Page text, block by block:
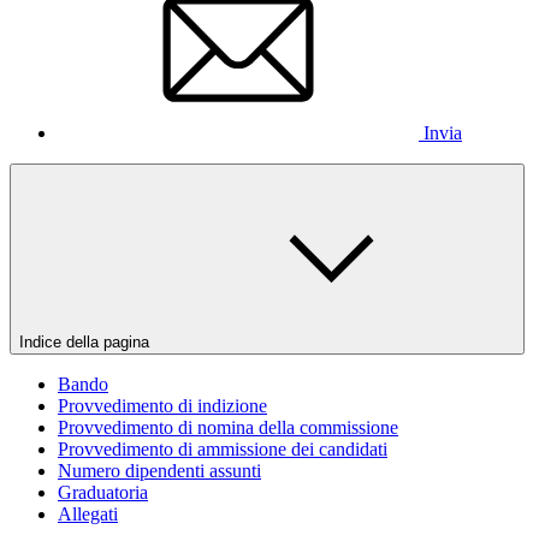
Invia
Indice della pagina
Bando
Provvedimento di indizione
Provvedimento di nomina della commissione
Provvedimento di ammissione dei candidati
Numero dipendenti assunti
Graduatoria
Allegati